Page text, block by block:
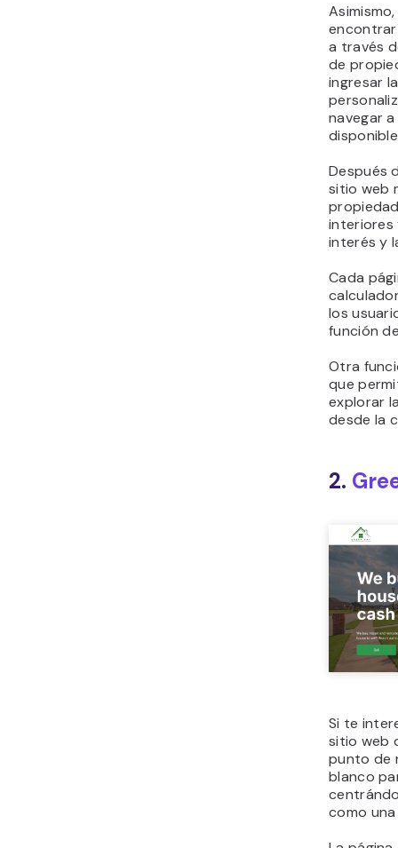
encontrar
a través
de
ingresar
navegar
Después
sitio web
interiores
interés y
Cada
los
función
Otra
que
explorar
desde la
2.
Si te
sitio web
punto de
blanco
como